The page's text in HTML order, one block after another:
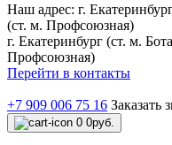
Наш адрес: г.
(ст. м. Профсоюзная)
г. Екатеринбург (ст. м.
Профсоюзная)
Перейти в контакты
+7 909 006 75 16 Заказать
0 0руб.